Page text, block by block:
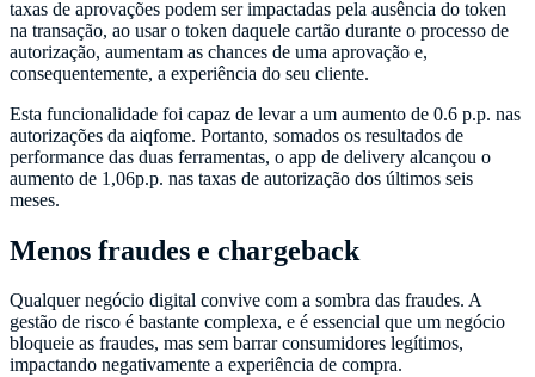
taxas de aprovações podem ser impactadas pela ausência do token
na transação, ao usar o token daquele cartão durante o processo de
autorização, aumentam as chances de uma aprovação e,
consequentemente, a experiência do seu cliente.
Esta funcionalidade foi capaz de levar a um aumento de 0.6 p.p. nas
autorizações da aiqfome. Portanto, somados os resultados de
performance das duas ferramentas, o app de delivery alcançou o
aumento de 1,06p.p. nas taxas de autorização dos últimos seis
meses.
Menos fraudes e chargeback
Qualquer negócio digital convive com a sombra das fraudes. A
gestão de risco é bastante complexa, e é essencial que um negócio
bloqueie as fraudes, mas sem barrar consumidores legítimos,
impactando negativamente a experiência de compra.